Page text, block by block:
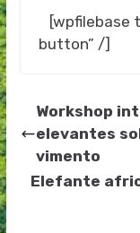
[wpfilebase
button” /]
Workshop
elevantes
vimento
Elefante